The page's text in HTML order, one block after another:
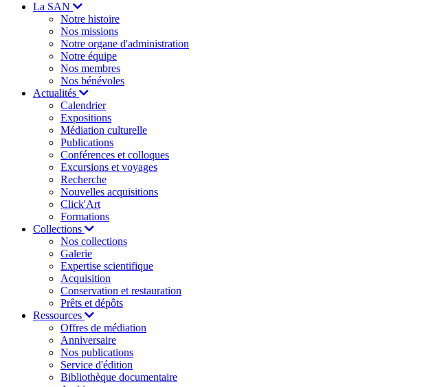
La SAN
Notre histoire
Nos missions
Notre organe d'administration
Notre équipe
Nos membres
Nos bénévoles
Actualités
Calendrier
Expositions
Médiation culturelle
Publications
Conférences et colloques
Excursions et voyages
Recherche
Nouvelles acquisitions
Click'Art
Formations
Collections
Nos collections
Galerie
Expertise scientifique
Acquisition
Conservation et restauration
Prêts et dépôts
Ressources
Offres de médiation
Anniversaire
Nos publications
Service d'édition
Bibliothèque documentaire